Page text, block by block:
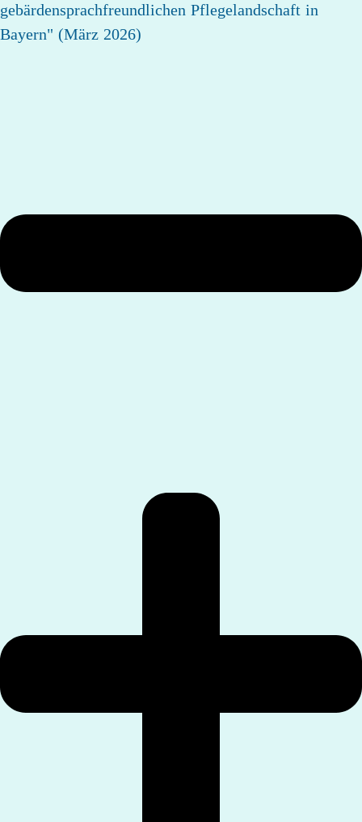
gebärdensprachfreundlichen Pflegelandschaft in
Bayern" (März 2026)